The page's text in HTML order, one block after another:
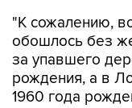
"К сожалению,
обошлось без
за упавшего
рождения, а в
1960 года